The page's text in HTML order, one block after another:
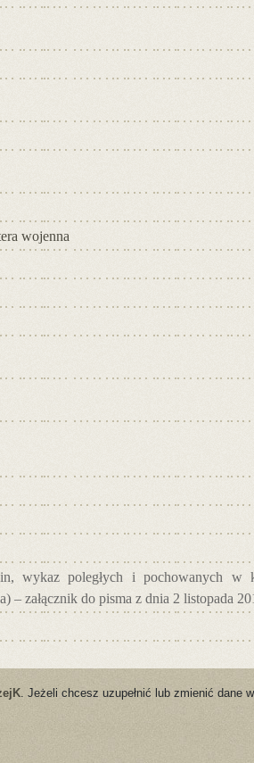
wojenna
wykaz poległych i pochowanych w
– załącznik do pisma z dnia 2 listopada
. Jeżeli chcesz uzupełnić lub zmienić dane